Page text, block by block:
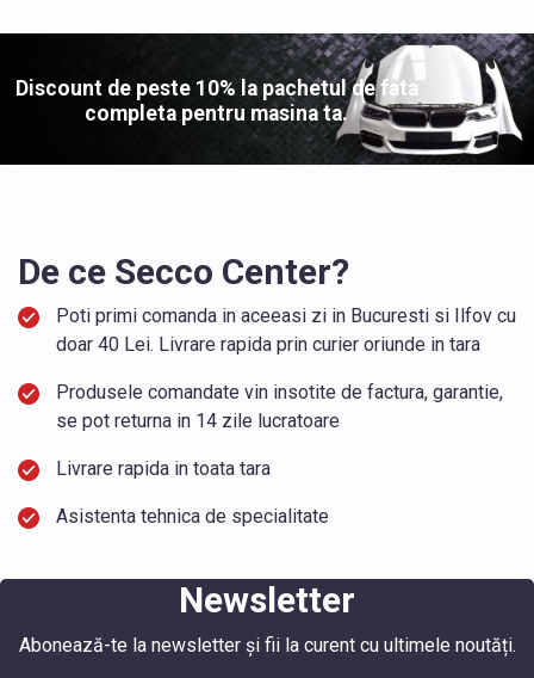
Discount de peste 10% la pachetul de fata
completa pentru masina ta.
De ce Secco Center?
Poti primi comanda in aceeasi zi in Bucuresti si Ilfov cu
doar 40 Lei. Livrare rapida prin curier oriunde in tara
Produsele comandate vin insotite de factura, garantie,
se pot returna in 14 zile lucratoare
Livrare rapida in toata tara
Asistenta tehnica de specialitate
Newsletter
Abonează-te la newsletter și fii la curent cu ultimele noutăți.